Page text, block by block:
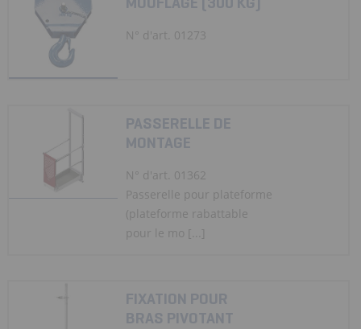
N° d'art. 01273
PASSERELLE DE
MONTAGE
N° d'art. 01362
Passerelle pour plateforme
(plateforme rabattable
pour le mo [...]
FIXATION POUR
BRAS PIVOTANT